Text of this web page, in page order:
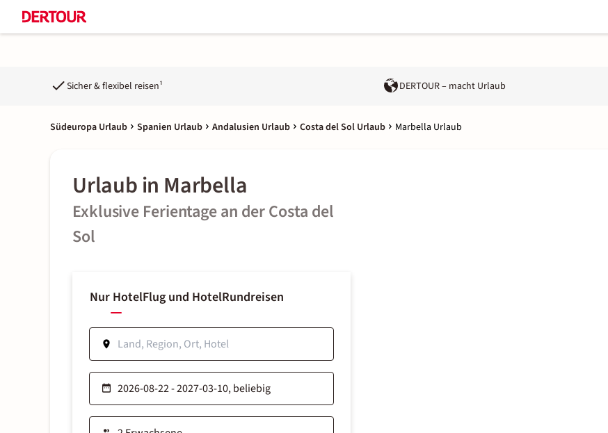
Sicher & flexibel reisen¹ DERTOUR – macht Urlaub
Südeuropa Urlaub Spanien Urlaub Andalusien Urlaub Costa del Sol Urlaub Marbella Urlaub
Urlaub in Marbella
Exklusive Ferientage an der Costa del
Sol
Nur HotelFlug und HotelRundreisen